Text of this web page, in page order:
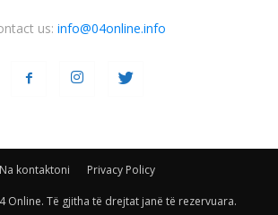
us: info@04online.info
Na kontaktoni Privacy Policy
Online. Të gjitha të drejtat janë të rezervuara.